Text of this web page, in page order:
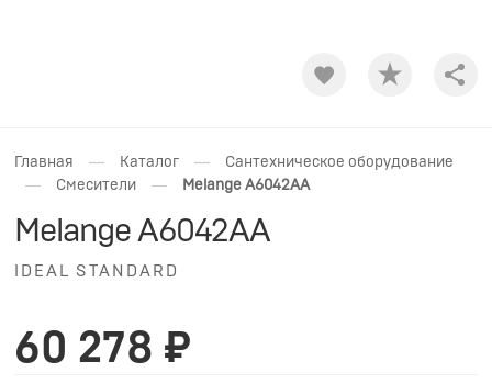
Главная — Каталог — Сантехническое оборудование
— Смесители — Melange A6042AA
Melange A6042AA
IDEAL STANDARD
60 278 ₽